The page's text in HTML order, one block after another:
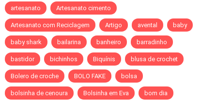
artesanato Artesanato cimento
Artesanato com Reciclagem Artigo avental baby
baby shark bailarina banheiro barradinho
bastidor bichinhos Biquínis blusa de crochet
Bolero de croche BOLO FAKE bolsa
bolsinha de cenoura Bolsinha em Eva bom dia